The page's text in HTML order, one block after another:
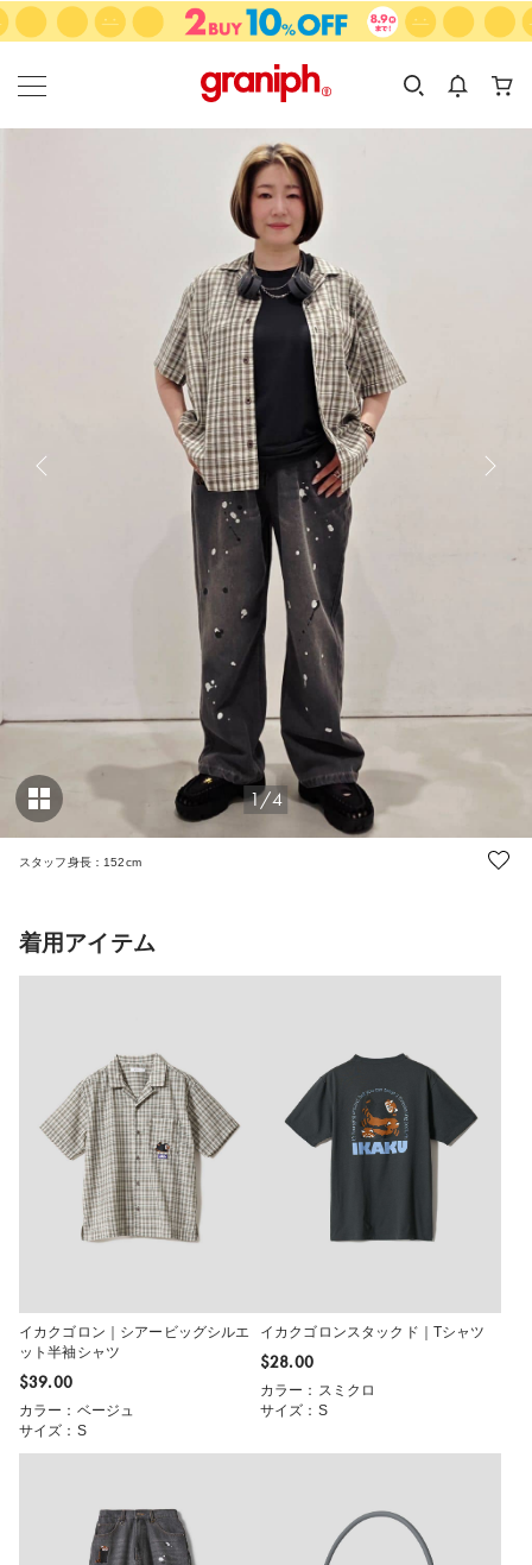
カテゴリーから探す
KIDS
カテゴリ
サイズ
1/4
スタッフ身長：152cm
着用アイテム
イカクゴロン｜シアービッグシルエ
ット半袖シャツ
$‌39.00
カラー：ベージュ
サイズ：S
イカクゴロンスタックド｜Tシャツ
$‌28.00
カラー：スミクロ
サイズ：S